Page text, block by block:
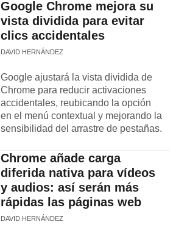
Google Chrome mejora su
vista dividida para evitar
clics accidentales
DAVID HERNÁNDEZ
Google ajustará la vista dividida de
Chrome para reducir activaciones
accidentales, reubicando la opción
en el menú contextual y mejorando la
sensibilidad del arrastre de pestañas.
Chrome añade carga
diferida nativa para vídeos
y audios: así serán más
rápidas las páginas web
DAVID HERNÁNDEZ